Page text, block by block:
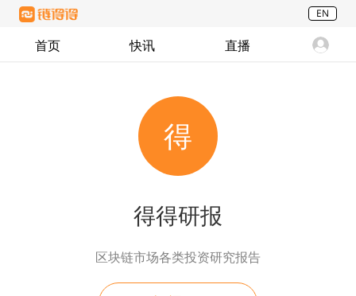
EN
首页 快讯 直播
得
得得研报
区块链市场各类投资研究报告